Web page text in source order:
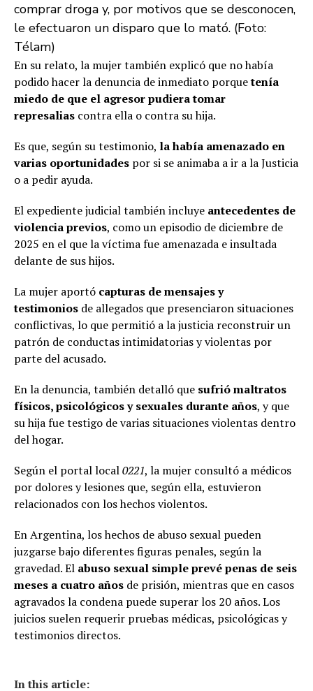
comprar droga y, por motivos que se desconocen,
le efectuaron un disparo que lo mató. (Foto:
Télam)
En su relato, la mujer también explicó que no había
podido hacer la denuncia de inmediato porquetenía
miedo de que el agresor pudiera tomar
represalias contra ella o contra su hija.
Es que, según su testimonio, la había amenazado en
varias oportunidades por si se animaba a ir a la Justicia
o a pedir ayuda.
El expediente judicial también incluye antecedentes de
violencia previos, como un episodio de diciembre de
2025 en el que la víctima fue amenazada e insultada
delante de sus hijos.
La mujer aportó capturas de mensajes y
testimonios de allegados que presenciaron situaciones
conflictivas, lo que permitió a la justicia reconstruir un
patrón de conductas intimidatorias y violentas por
parte del acusado.
En la denuncia, también detalló que sufrió maltratos
físicos, psicológicos y sexuales durante años, y que
su hija fue testigo de varias situaciones violentas dentro
del hogar.
Según el portal local0221, la mujer consultó a médicos
por dolores y lesiones que, según ella, estuvieron
relacionados con los hechos violentos.
En Argentina, los hechos de abuso sexual pueden
juzgarse bajo diferentes figuras penales, según la
gravedad. El abuso sexual simple prevé penas de seis
meses a cuatro años de prisión, mientras que en casos
agravados la condena puede superar los 20 años. Los
juicios suelen requerir pruebas médicas, psicológicas y
testimonios directos.
In this article: